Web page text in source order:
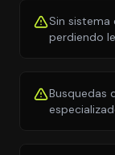
Sin sistema
perdiendo
Busquedas